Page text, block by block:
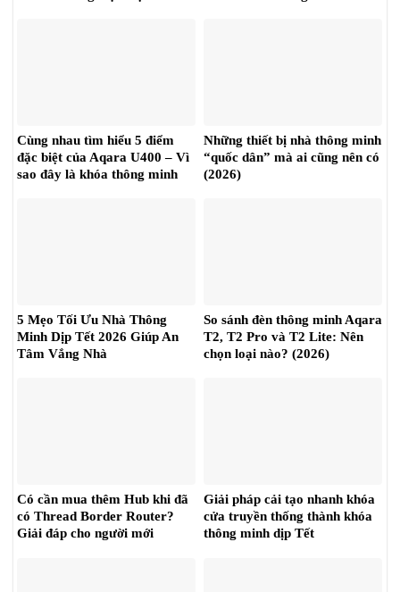
Cùng nhau tìm hiểu 5 điểm
đặc biệt của Aqara U400 – Vì
sao đây là khóa thông minh
Những thiết bị nhà thông minh
“quốc dân” mà ai cũng nên có
(2026)
5 Mẹo Tối Ưu Nhà Thông
Minh Dịp Tết 2026 Giúp An
Tâm Vắng Nhà
So sánh đèn thông minh Aqara
T2, T2 Pro và T2 Lite: Nên
chọn loại nào? (2026)
Có cần mua thêm Hub khi đã
có Thread Border Router?
Giải đáp cho người mới
Giải pháp cải tạo nhanh khóa
cửa truyền thống thành khóa
thông minh dịp Tết